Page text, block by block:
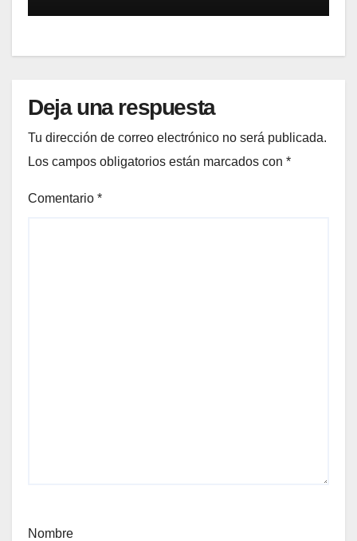
Deja una respuesta
Tu dirección de correo electrónico no será publicada.
Los campos obligatorios están marcados con *
Comentario *
Nombre